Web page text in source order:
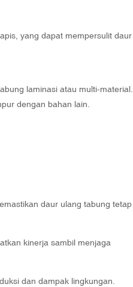
yang dapat mempersulit daur
laminasi atau multi-material.
dengan bahan lain.
daur ulang tabung tetap
kinerja sambil menjaga
dan dampak lingkungan.